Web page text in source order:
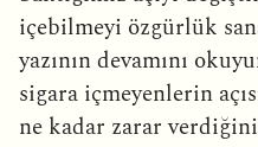
içebilmeyi özgürlük
yazının devamını
sigara içmeyenlerin
ne kadar zarar